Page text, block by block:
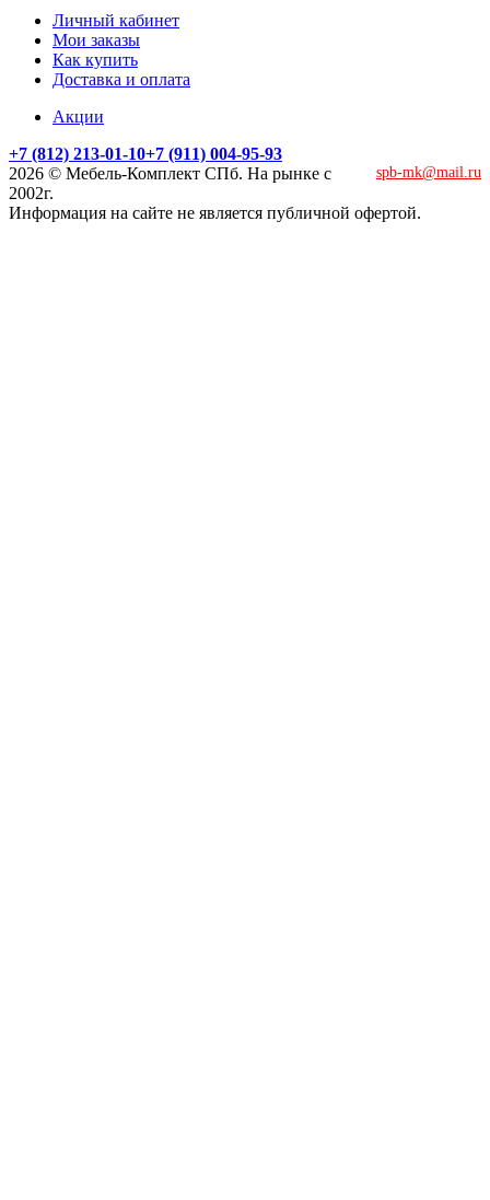
Личный кабинет
Мои заказы
Как купить
Доставка и оплата
Акции
+7 (812) 213-01-10+7 (911) 004-95-93
spb-mk@mail.ru
2026 © Мебель-Комплект СПб. На рынке с
2002г.
Информация на сайте не является публичной офертой.